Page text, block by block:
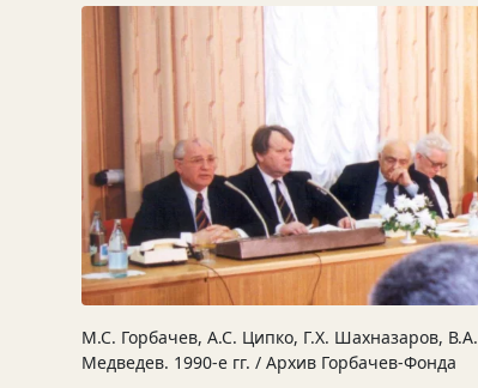
М.С. Горбачев, А.С. Ципко, Г.Х. Шахназаров, В.А.
Медведев. 1990-е гг. / Архив Горбачев-Фонда